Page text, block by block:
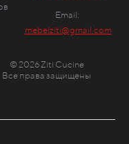
Email:
mebelziti@gmail.com
© 2026 Ziti Cucine
Все права защищены